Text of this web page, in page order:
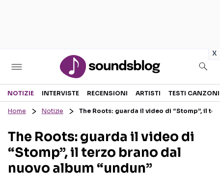
x
Sezioni
RECENSIONI MUSICALI
INTERVISTE
GOSSIP E CURIOSITÀ
TESTI CANZONI
TOUR ED EVENTI
TALENT SHOW
NOTIZIE INTERVISTE RECENSIONI ARTISTI TESTI CANZONI
Home Notizie The Roots: guarda il video di “Stomp”, il
The Roots: guarda il video di
“Stomp”, il terzo brano dal
nuovo album “undun”